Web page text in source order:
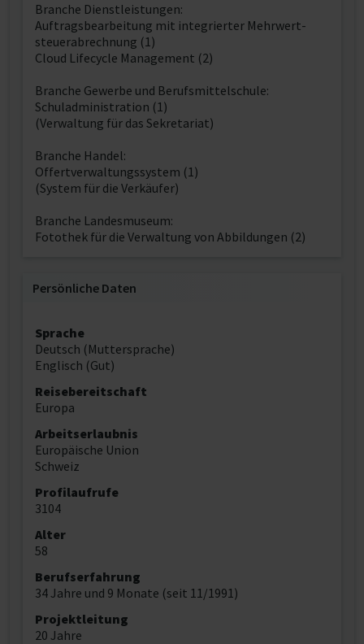
Branche Dienstleistungen:
Auftragsbearbeitung mit integrierter Mehrwert-
steuerabrechnung (1)
Cloud Lifecycle Management (2)
Branche Gewerbe und Berufsmittelschule:
Schuladministration (1)
(Verwaltung für das Sekretariat)
Branche Handel:
Offertverwaltungssystem (1)
(System für die Verkäufer)
Branche Landesmuseum:
Fotothek für die Verwaltung von Abbildungen (2)
Persönliche Daten
Sprache
Deutsch (Muttersprache)
Englisch (Gut)
Reisebereitschaft
Europa
Arbeitserlaubnis
Europäische Union
Schweiz
Profilaufrufe
3104
Alter
58
Berufserfahrung
34 Jahre und 9 Monate (seit 11/1991)
Projektleitung
20 Jahre